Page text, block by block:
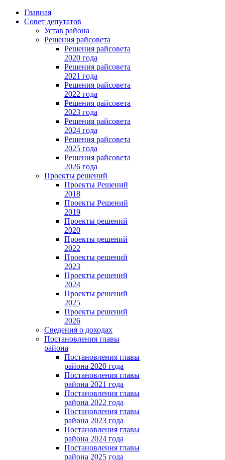
Главная
Совет депутатов
Устав района
Решения райсовета
Решения райсовета
2020 года
Решения райсовета
2021 года
Решения райсовета
2022 года
Решения райсовета
2023 года
Решения райсовета
2024 года
Решения райсовета
2025 года
Решения райсовета
2026 года
Проекты решений
Проекты Решений
2018
Проекты Решений
2019
Проекты решений
2020
Проекты решений
2022
Проекты решений
2023
Проекты решений
2024
Проекты решений
2025
Проекты решений
2026
Сведения о доходах
Постановления главы
района
Постановления главы
района 2020 года
Постановления главы
района 2021 года
Постановления главы
района 2022 года
Постановления главы
района 2023 года
Постановления главы
района 2024 года
Постановления главы
района 2025 года